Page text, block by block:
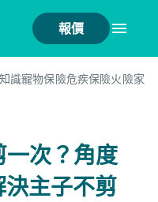
報價
識寵物保險危疾保險火險家
次？角度
主子不剪